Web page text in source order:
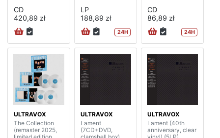
CD
420,89 zł
LP
188,89 zł
24H
CD
86,89 zł
24H
ULTRAVOX
The Collection
(remaster 2025,
ULTRAVOX
Lament
(7CD+DVD,
ULTRAVOX
Lament (40th
anniversary, clear